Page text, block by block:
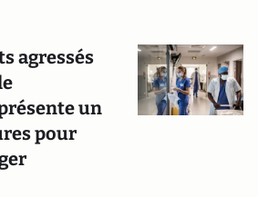
agressés
un
pour